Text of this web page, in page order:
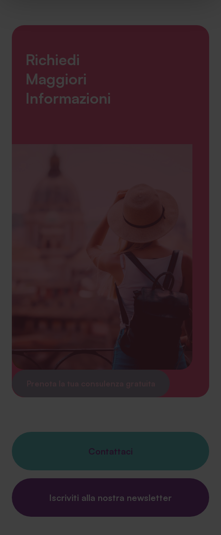
verranno installati i soli cookie necessari al
sopra.Richiedi
Maggiori
Informazioni
Contattaci
Iscriviti alla nostra newsletter